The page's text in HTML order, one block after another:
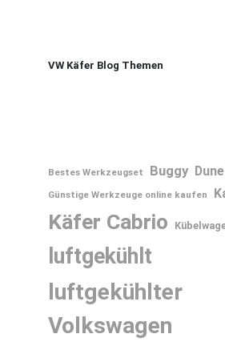
VW Käfer Blog Themen
Bestes Werkzeugset Buggy
Günstige Werkzeuge online kaufen
Käfer Cabrio
luftgekühlt
luftgekühlter
Volkswagen